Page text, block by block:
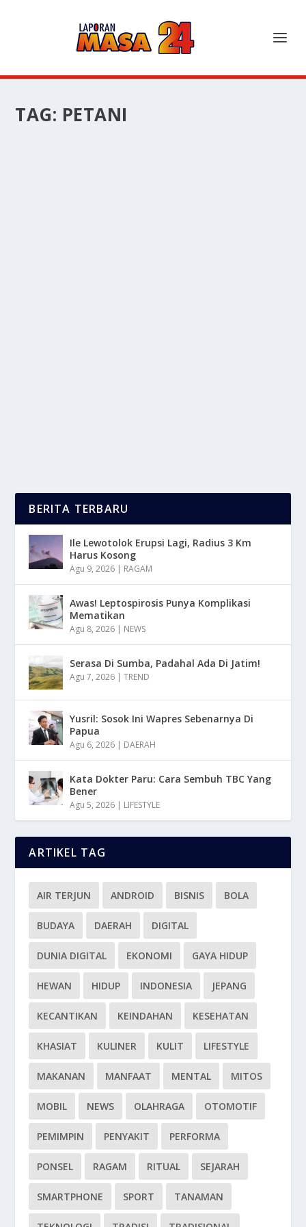
TAG: PETANI
BERITA TERBARU
Ile Lewotolok Erupsi Lagi, Radius 3 Km
Harus Kosong
Agu 9, 2026 | RAGAM
Awas! Leptospirosis Punya Komplikasi
Mematikan
Agu 8, 2026 | NEWS
Serasa Di Sumba, Padahal Ada Di Jatim!
Agu 7, 2026 |TREND
Yusril: Sosok Ini Wapres Sebenarnya Di
Papua
Agu 6, 2026 | DAERAH
Kata Dokter Paru: Cara Sembuh TBC Yang
Bener
Agu 5, 2026 | LIFESTYLE
ARTIKEL TAG
AIR TERJUN ANDROID BISNIS BOLA
BUDAYA DAERAH DIGITAL
DUNIA DIGITAL EKONOMI GAYA HIDUP
HEWAN HIDUP INDONESIA JEPANG
KECANTIKAN KEINDAHAN KESEHATAN
KHASIAT KULINER KULIT LIFESTYLE
MAKANAN MANFAAT MENTAL MITOS
MOBIL NEWS OLAHRAGA OTOMOTIF
PEMIMPIN PENYAKIT PERFORMA
PONSEL RAGAM RITUAL SEJARAH
SMARTPHONE SPORT TANAMAN